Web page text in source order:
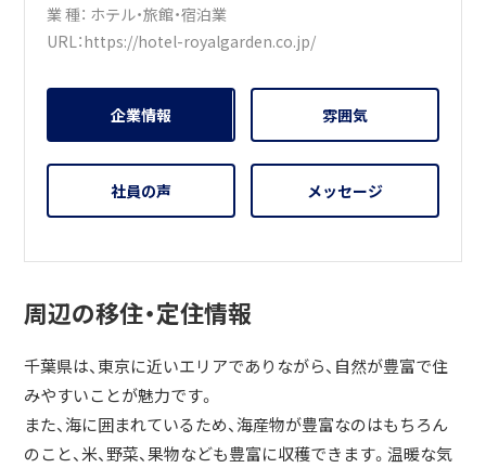
業 種： ホテル・旅館・宿泊業
URL：https://hotel-royalgarden.co.jp/
企業情報 雰囲気
社員の声 メッセージ
周辺の移住・定住情報
千葉県は、東京に近いエリアでありながら、自然が豊富で住
みやすいことが魅力です。
また、海に囲まれているため、海産物が豊富なのはもちろん
のこと、米、野菜、果物なども豊富に収穫できます。温暖な気